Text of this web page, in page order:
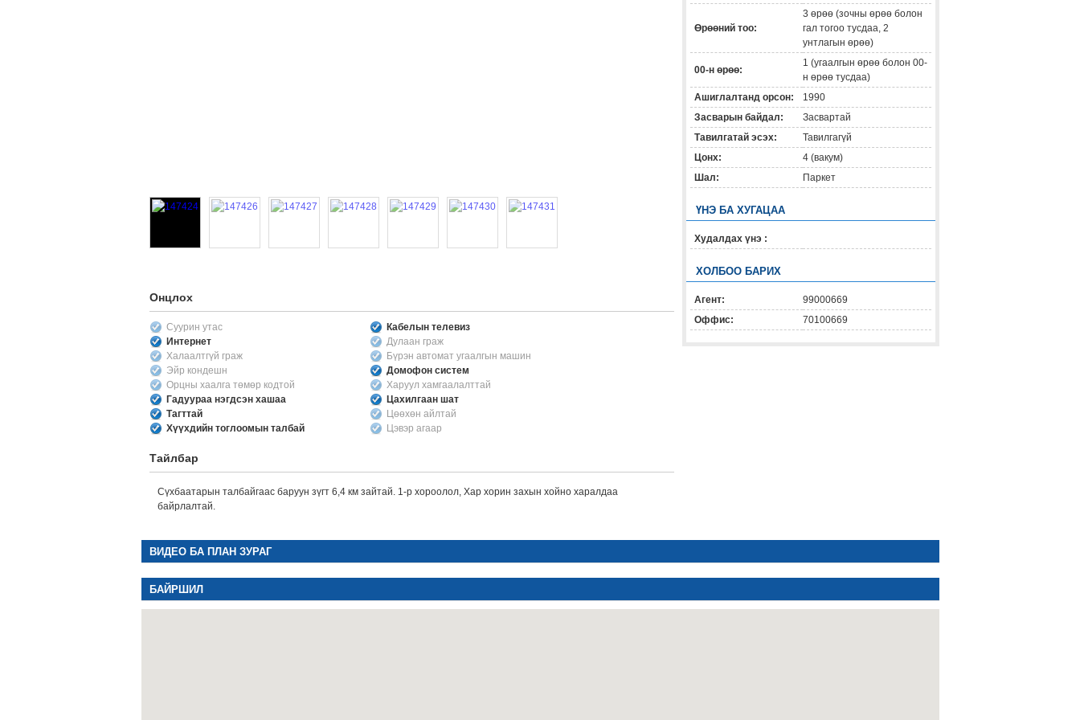
Онцлох
Суурин утас
Кабелын телевиз
Интернет
Дулаан граж
Халаалтгүй граж
Бүрэн автомат угаалгын машин
Эйр кондешн
Домофон систем
Орцны хаалга төмөр кодтой
Харуул хамгаалалттай
Гадуураа нэгдсэн хашаа
Цахилгаан шат
Тагттай
Цөөхөн айлтай
Хүүхдийн тоглоомын талбай
Цэвэр агаар
Тайлбар
Сүхбаатарын талбайгаас баруун зүгт 6,4 км зайтай. 1-р хороолол, Хар хорин захын хойно харалдаа
байрлалтай.
Өрөөний тоо:
3 өрөө (зочны өрөө болон
гал тогоо тусдаа, 2
унтлагын өрөө)
00-н өрөө:
1 (угаалгын өрөө болон 00-
н өрөө тусдаа)
Ашиглалтанд орсон:
1990
Засварын байдал:
Засвартай
Тавилгатай эсэх:
Тавилгагүй
Цонх:
4 (вакум)
Шал:
Паркет
ҮНЭ БА ХУГАЦАА
Худалдах үнэ :
ХОЛБОО БАРИХ
Агент:
99000669
Оффис:
70100669
ВИДЕО БА ПЛАН ЗУРАГ
БАЙРШИЛ